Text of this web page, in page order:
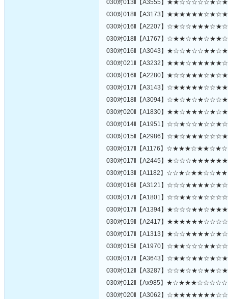
030对013‖【A3555】
030对018‖【A3173】
030对016‖【A2207】
030对018‖【A1767】
030对016‖【A3043】
030对021‖【A3232】
030对016‖【A2280】
030对017‖【A3143】
030对018‖【A3094】
030对020‖【A1830】
030对014‖【A1951】
030对015‖【A2986】
030对017‖【A1176】
030对017‖【A2445】
030对013‖【A1182】
030对016‖【A3121】
030对017‖【A1801】
030对017‖【A1394】
030对019‖【A2417】
030对017‖【A1313】
030对015‖【A1970】
030对017‖【A3643】
030对012‖【A3287】
030对012‖【Ax985】
030对020‖【A3062】